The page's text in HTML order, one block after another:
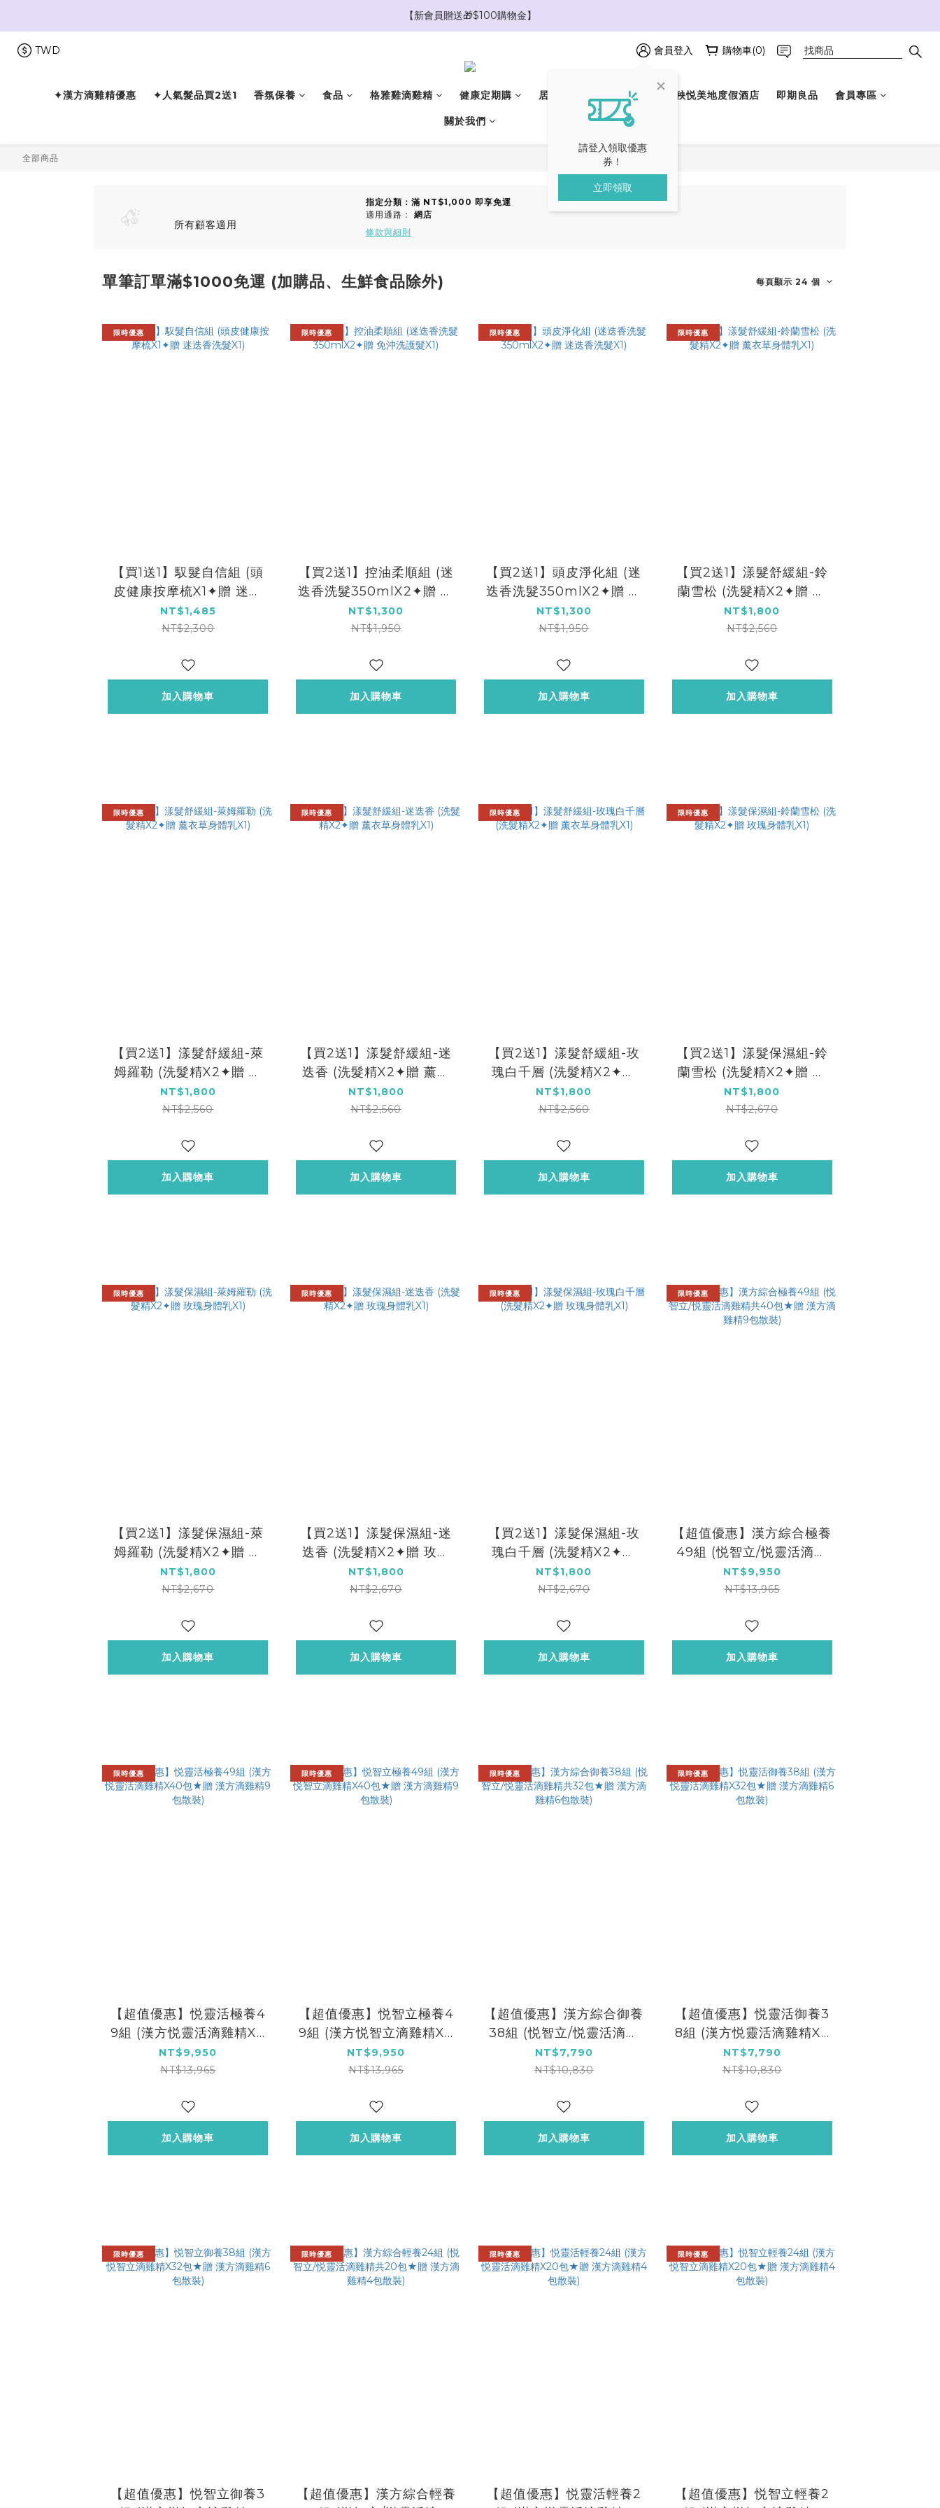
【限時爸氣加碼🧔消費滿$1888現折$188】
【新會員贈送🎁$100購物金】
TWD 會員登入
請登入領取優惠
券！
立即領取
購物車(0)
✦漢方滴雞精優惠 ✦人氣髮品買2送1 香氛保養 食品 格雅雞滴雞精 健康定期購 居家香氛 精選禮盒 秧悦美地度假酒店 即期良品 會員專區
關於我們
全部商品
所有顧客適用
指定分類：滿 NT$1,000 即享免運
適用通路： 網店
條款與細則
單筆訂單滿$1000免運 (加購品、生鮮食品除外) 每頁顯示 24 個
限時優惠
【買1送1】馭髮自信組 (頭
皮健康按摩梳X1✦贈 迷迭
香洗髮X1)
NT$1,485
NT$2,300
加入購物車
限時優惠
【買2送1】控油柔順組 (迷
迭香洗髮350mlX2✦贈 免
沖洗護髮X1)
NT$1,300
NT$1,950
加入購物車
限時優惠
【買2送1】頭皮淨化組 (迷
迭香洗髮350mlX2✦贈 迷
迭香洗髮X1)
NT$1,300
NT$1,950
加入購物車
限時優惠
【買2送1】漾髮舒緩組-鈴
蘭雪松 (洗髮精X2✦贈 薰
衣草身體乳X1)
NT$1,800
NT$2,560
加入購物車
限時優惠
【買2送1】漾髮舒緩組-萊
姆羅勒 (洗髮精X2✦贈 薰
衣草身體乳X1)
NT$1,800
NT$2,560
加入購物車
限時優惠
【買2送1】漾髮舒緩組-迷
迭香 (洗髮精X2✦贈 薰衣
草身體乳X1)
NT$1,800
NT$2,560
加入購物車
限時優惠
【買2送1】漾髮舒緩組-玫
瑰白千層 (洗髮精X2✦贈
薰衣草身體乳X1)
NT$1,800
NT$2,560
加入購物車
限時優惠
【買2送1】漾髮保濕組-鈴
蘭雪松 (洗髮精X2✦贈 玫
瑰身體乳X1)
NT$1,800
NT$2,670
加入購物車
限時優惠
【買2送1】漾髮保濕組-萊
姆羅勒 (洗髮精X2✦贈 玫
瑰身體乳X1)
NT$1,800
NT$2,670
加入購物車
限時優惠
【買2送1】漾髮保濕組-迷
迭香 (洗髮精X2✦贈 玫瑰
身體乳X1)
NT$1,800
NT$2,670
加入購物車
限時優惠
【買2送1】漾髮保濕組-玫
瑰白千層 (洗髮精X2✦贈
玫瑰身體乳X1)
NT$1,800
NT$2,670
加入購物車
限時優惠
【超值優惠】漢方綜合極養
49組 (悦智立/悦靈活滴雞
精共40包★贈 漢方滴雞精
9包散裝)
NT$9,950
NT$13,965
加入購物車
限時優惠
【超值優惠】悦靈活極養4
9組 (漢方悦靈活滴雞精X4
0包★贈 漢方滴雞精9包散
裝)
NT$9,950
NT$13,965
加入購物車
限時優惠
【超值優惠】悦智立極養4
9組 (漢方悦智立滴雞精X4
0包★贈 漢方滴雞精9包散
裝)
NT$9,950
NT$13,965
加入購物車
限時優惠
【超值優惠】漢方綜合御養
38組 (悦智立/悦靈活滴雞
精共32包★贈 漢方滴雞精
6包散裝)
NT$7,790
NT$10,830
加入購物車
限時優惠
【超值優惠】悦靈活御養3
8組 (漢方悦靈活滴雞精X3
2包★贈 漢方滴雞精6包散
裝)
NT$7,790
NT$10,830
加入購物車
限時優惠
【超值優惠】悦智立御養3
限時優惠
【超值優惠】漢方綜合輕養
限時優惠
【超值優惠】悦靈活輕養2
限時優惠
【超值優惠】悦智立輕養2